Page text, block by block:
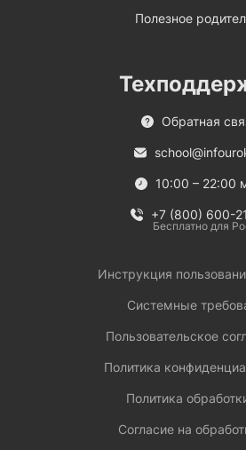
Полезное
Обратная
10:00 – 22:00
+7 (800) 600-
Бесплатно для
Инструкция
Системные
Пользовательское
Политика
Политика
Согласие на